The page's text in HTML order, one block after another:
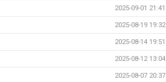
2025-09-01 21:41
2025-08-19 19:32
2025-08-14 19:51
2025-08-12 13:04
2025-08-07 20:37